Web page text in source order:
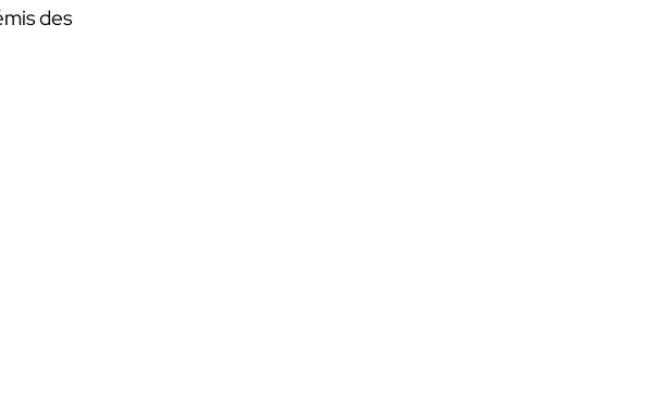
des